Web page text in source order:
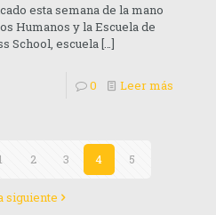
esta semana de la mano
Humanos y la Escuela de
School, escuela[…]
0 Leer más
2 3 4 5
siguiente